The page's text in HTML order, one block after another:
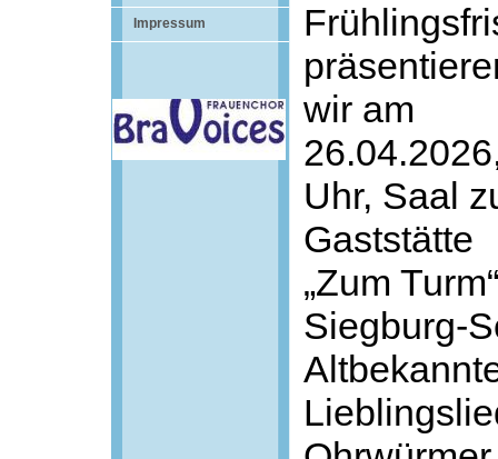
Impressum
wir am
Uhr, Saal
Gaststätte
„Zum
Siegburg-